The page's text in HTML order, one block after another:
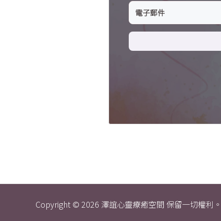
Copyright © 2026 澤誼心靈療癒空間 保留一切權利